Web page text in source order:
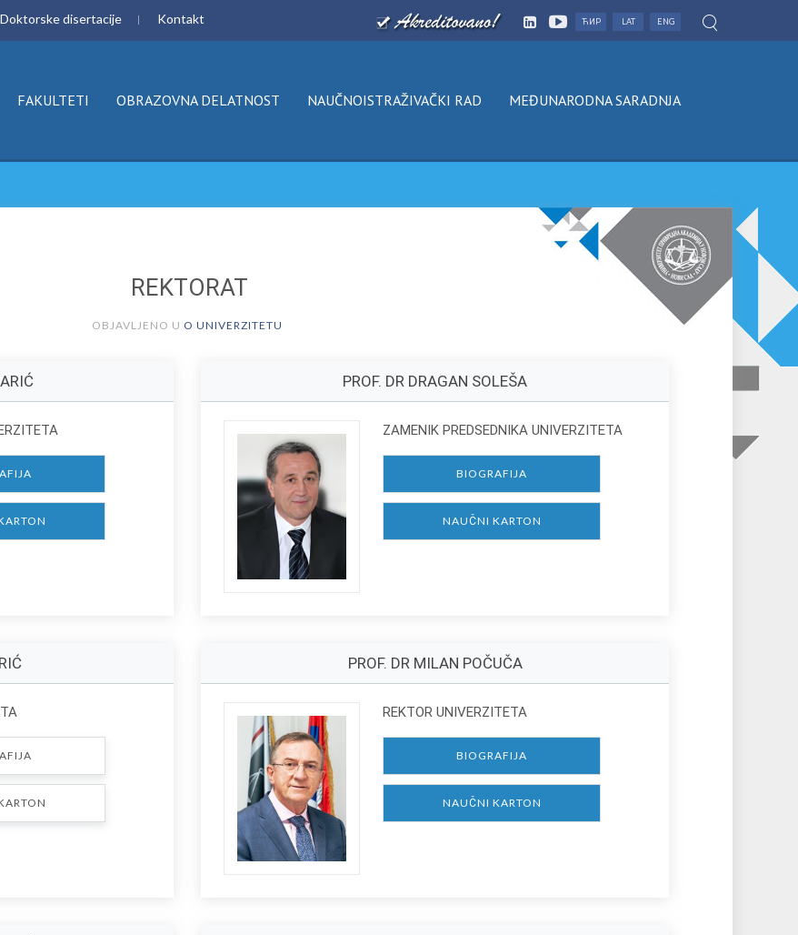
Doktorske disertacije Kontakt ЋИР LAT ENG
FAKULTETI OBRAZOVNA DELATNOST NAUČNOISTRAŽIVAČKI RAD MEĐUNARODNA SARADNJA
REKTORAT
OBJAVLJENO U O UNIVERZITETU
PROF. DR DRAGAN SOLEŠA
ZAMENIK PREDSEDNIKA UNIVERZITETA
BIOGRAFIJA
NAUČNI KARTON
PROF. DR MILAN POČUČA
REKTOR UNIVERZITETA
BIOGRAFIJA
NAUČNI KARTON